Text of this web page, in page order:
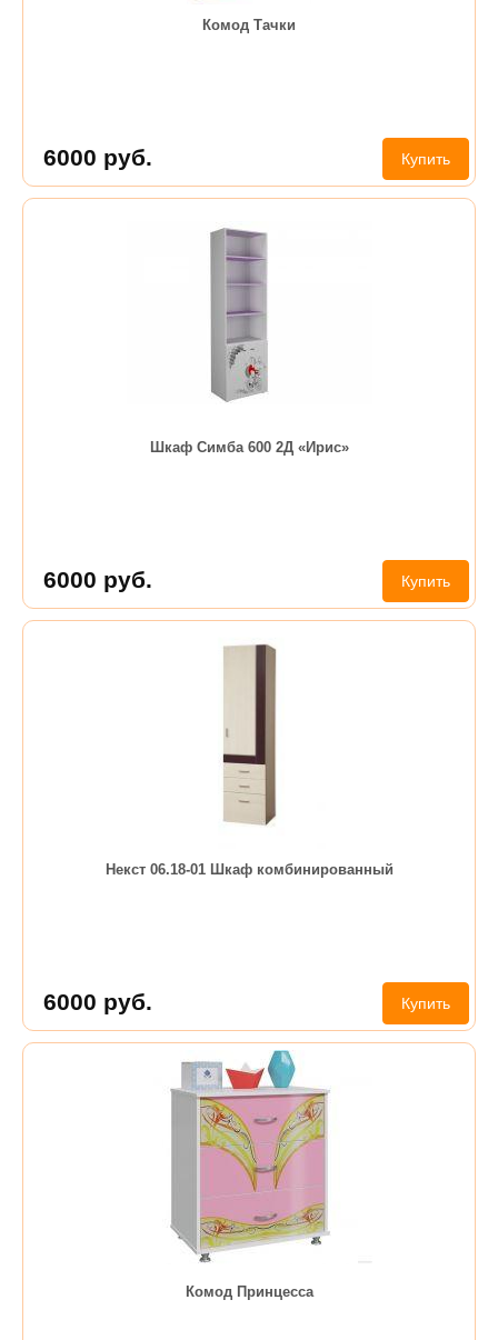
Комод Тачки
6000 руб. Купить
Шкаф Симба 600 2Д «Ирис»
6000 руб. Купить
Некст 06.18-01 Шкаф комбинированный
6000 руб. Купить
Комод Принцесса